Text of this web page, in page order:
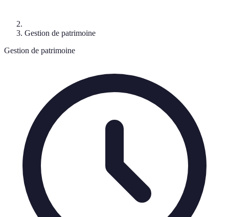
Gestion de patrimoine
Gestion de patrimoine